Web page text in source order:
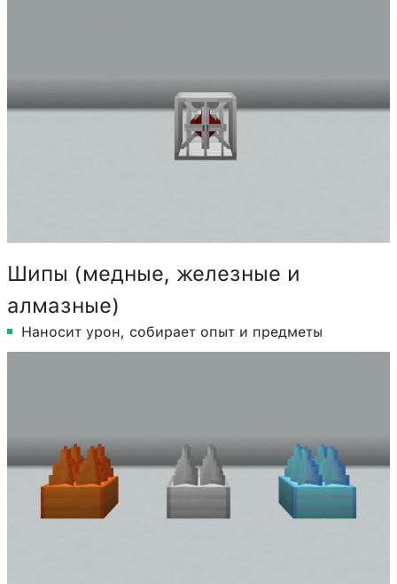
Шипы (медные, железные и
алмазные)
Наносит урон, собирает опыт и предметы